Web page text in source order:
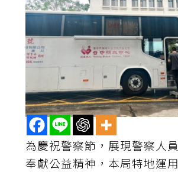
為慶祝警察節，展現警察人
奉獻公益精神，本局特地運